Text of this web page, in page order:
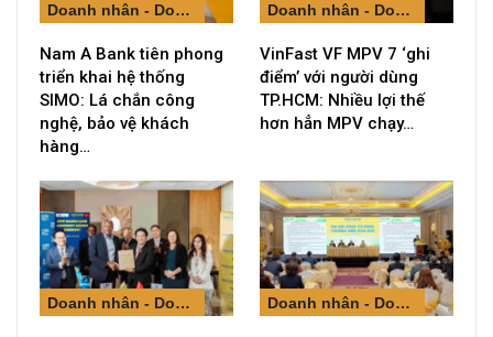
Doanh nhân - Doanh nghiệp
Nam A Bank tiên phong
triển khai hệ thống
SIMO: Lá chắn công
nghệ, bảo vệ khách
hàng…
Doanh nhân - Doanh nghiệp
VinFast VF MPV 7 ‘ghi
điểm’ với người dùng
TP.HCM: Nhiều lợi thế
hơn hẳn MPV chạy…
Doanh nhân - Doanh nghiệp Doanh nhân - Doanh nghiệp